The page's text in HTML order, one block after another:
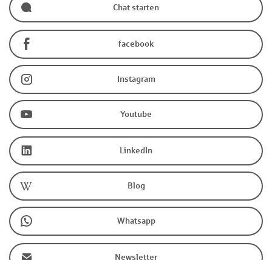
Chat starten
facebook
Instagram
Youtube
LinkedIn
Blog
Whatsapp
Newsletter